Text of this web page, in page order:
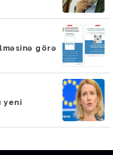
görə
yeni